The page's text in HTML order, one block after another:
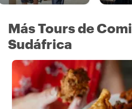
Más Tours de
Sudáfrica